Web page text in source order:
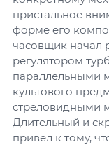
пристальное
форме его
часовщик начал
регулятором
параллельными
культового
стреловидными
Длительный и
привел к тому,